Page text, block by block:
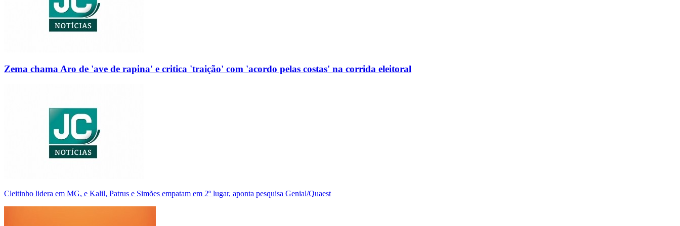
Zema chama Aro de 'ave de rapina' e critica 'traição' com 'acordo pelas costas' na corrida eleitoral
Cleitinho lidera em MG, e Kalil, Patrus e Simões empatam em 2º lugar, aponta pesquisa Genial/Quaest